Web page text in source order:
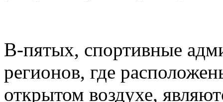
В-пятых, спортивные
регионов, где
открытом воздухе,